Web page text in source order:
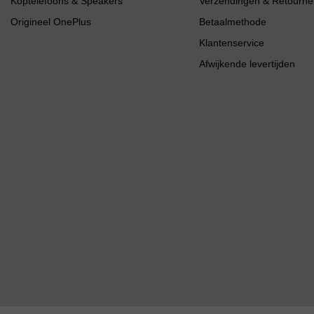
Origineel OnePlus
Betaalmethode
Klantenservice
Afwijkende levertijden